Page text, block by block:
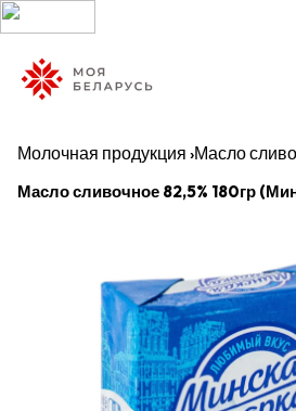
Молочная продукция ›Масло
Масло сливочное 82,5% 180гр